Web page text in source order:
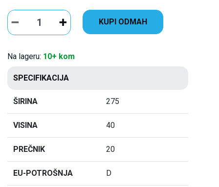
KUPI ODMAH
Na lageru: 10+ kom
SPECIFIKACIJA
ŠIRINA 275
VISINA 40
PREČNIK 20
EU-POTROŠNJA D